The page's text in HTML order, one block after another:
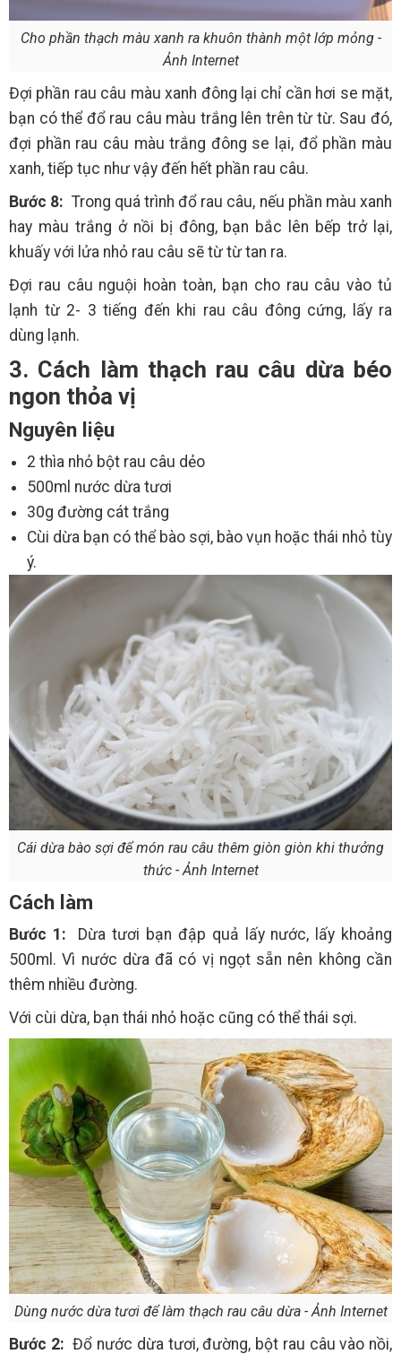
Cho phần thạch màu xanh ra khuôn thành một lớp mỏng -
Ảnh Internet
Đợi phần rau câu màu xanh đông lại chỉ cần hơi se mặt,
bạn có thể đổ rau câu màu trắng lên trên từ từ. Sau đó,
đợi phần rau câu màu trắng đông se lại, đổ phần màu
xanh, tiếp tục như vậy đến hết phần rau câu.
Bước 8: Trong quá trình đổ rau câu, nếu phần màu xanh
hay màu trắng ở nồi bị đông, bạn bắc lên bếp trở lại,
khuấy với lửa nhỏ rau câu sẽ từ từ tan ra.
Đợi rau câu nguội hoàn toàn, bạn cho rau câu vào tủ
lạnh từ 2- 3 tiếng đến khi rau câu đông cứng, lấy ra
dùng lạnh.
3. Cách làm thạch rau câu dừa béo
ngon thỏa vị
Nguyên liệu
2 thìa nhỏ bột rau câu dẻo
500ml nước dừa tươi
30g đường cát trắng
Cùi dừa bạn có thể bào sợi, bào vụn hoặc thái nhỏ tùy
ý.
Cái dừa bào sợi để món rau câu thêm giòn giòn khi thưởng
thức - Ảnh Internet
Cách làm
Bước 1:
Dừa tươi bạn đập quả lấy nước, lấy khoảng
500ml. Vì nước dừa đã có vị ngọt sẵn nên không cần
thêm nhiều đường.
Với cùi dừa, bạn thái nhỏ hoặc cũng có thể thái sợi.
Dùng nước dừa tươi để làm thạch rau câu dừa - Ảnh Internet
Bước 2: Đổ nước dừa tươi, đường, bột rau câu vào nồi,